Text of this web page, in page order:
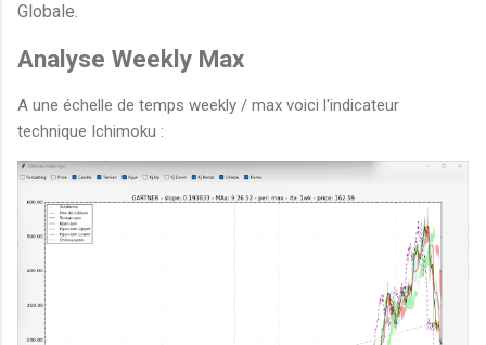
Globale.
Analyse Weekly Max
A une échelle de temps weekly / max voici l'indicateur
technique Ichimoku :